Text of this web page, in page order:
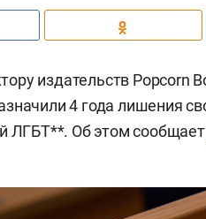
издательств Popcorn
4 года лишения
ЛГБТ**. Об этом сообщает